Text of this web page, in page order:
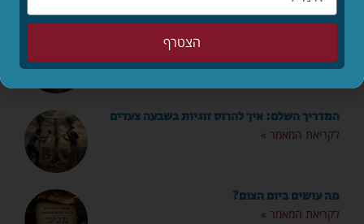
המדריך השלם: איך להרוס זוגיות בשבעה צעדים
לקריאת המאמר »
מה עושים ביום הצום?
לקריאת המאמר »
הצטרף